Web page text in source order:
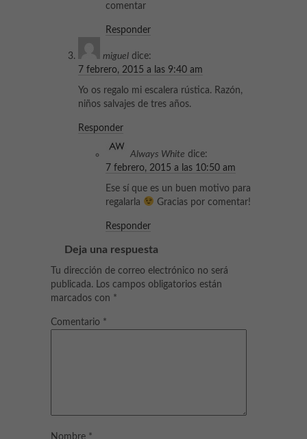
comentar
Responder
miguel dice:
7 febrero, 2015 a las 9:40 am
Yo os regalo mi escalera rústica. Razón,
niños salvajes de tres años.
Responder
Always White dice:
7 febrero, 2015 a las 10:50 am
Ese sí que es un buen motivo para
regalarla
Gracias por comentar!
Responder
Deja una respuesta
Tu dirección de correo electrónico no será
publicada. Los campos obligatorios están
marcados con *
Comentario *
Nombre *